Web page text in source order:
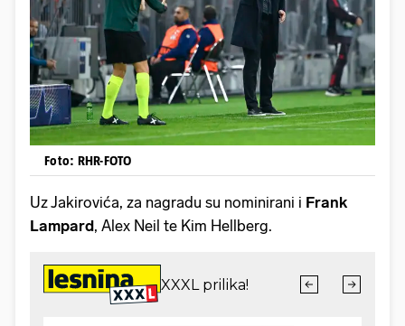
Foto: RHR-FOTO
Uz Jakirovića, za nagradu su nominirani i Frank
Lampard, Alex Neil te Kim Hellberg.